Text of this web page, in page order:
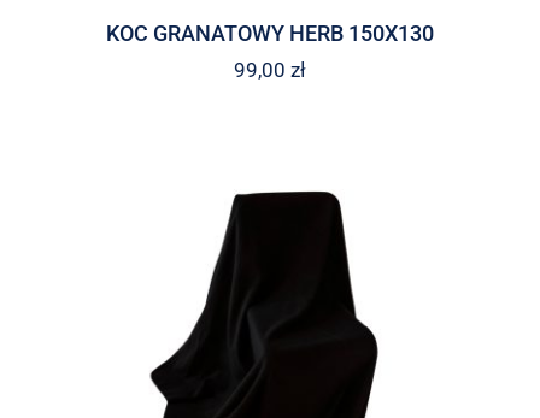
KOC GRANATOWY HERB 150X130
99,00 zł